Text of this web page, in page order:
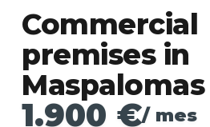
Commercial
premises in
Maspalomas
1.900 €/ mes